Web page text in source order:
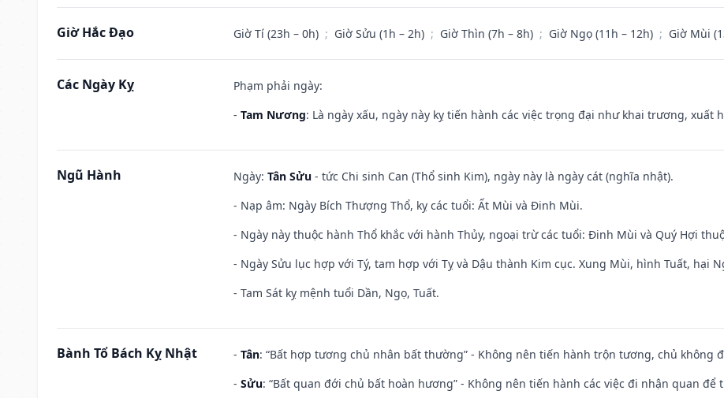
Giờ Hắc Đạo Giờ Tí (23h – 0h) ; Giờ Sửu (1h – 2h) ; Giờ Thìn (7h – 8h) ; Giờ Ngọ (11h – 12h) ; Giờ Mùi
Các Ngày Kỵ
Phạm phải ngày:
- Tam Nương: Là ngày xấu, ngày này kỵ tiến hành các việc trọng đại như khai trương, xuất
Ngũ Hành Ngày: Tân Sửu - tức Chi sinh Can (Thổ sinh Kim), ngày này là ngày cát (nghĩa nhật).
- Nạp âm: Ngày Bích Thượng Thổ, kỵ các tuổi: Ất Mùi và Đinh Mùi.
- Ngày này thuộc hành Thổ khắc với hành Thủy, ngoại trừ các tuổi: Đinh Mùi và Quý Hợi
- Ngày Sửu lục hợp với Tý, tam hợp với Tỵ và Dậu thành Kim cục. Xung Mùi, hình Tuất, hại
- Tam Sát kỵ mệnh tuổi Dần, Ngọ, Tuất.
Bành Tổ Bách Kỵ Nhật - Tân: “Bất hợp tương chủ nhân bất thường” - Không nên tiến hành trộn tương, chủ không
- Sửu: “Bất quan đới chủ bất hoàn hương” - Không nên tiến hành các việc đi nhận quan